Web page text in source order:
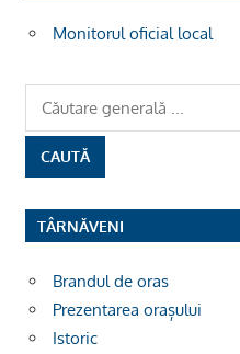
Monitorul oficial local
TÂRNĂVENI
Brandul de oras
Prezentarea orașului
Istoric